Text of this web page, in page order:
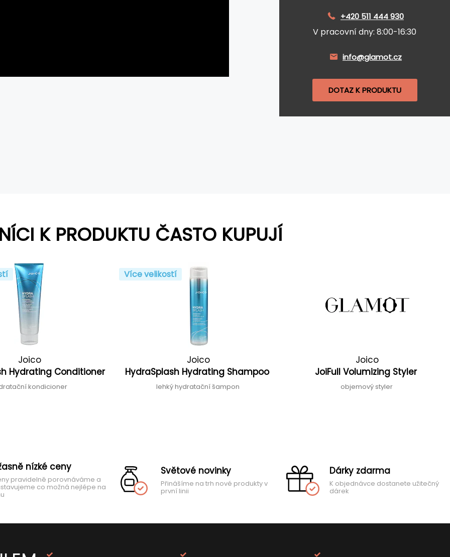
+420 511 444 930
V pracovní dny: 8:00-16:30
info@glamot.cz
DOTAZ K PRODUKTU
K PRODUKTU ČASTO KUPUJÍ
Joico
Hydrating Conditioner
kondicioner
Více velikostí
Joico
HydraSplash Hydrating Shampoo
lehký hydratační šampon
Joico
JoiFull Volumizing Styler
objemový styler
nízké ceny
pravidelně porovnáváme a
co možná nejlépe na
Světové novinky
Přinášíme na trh nové produkty v
první linii
Dárky zdarma
K objednávce dostanete užitečný
dárek